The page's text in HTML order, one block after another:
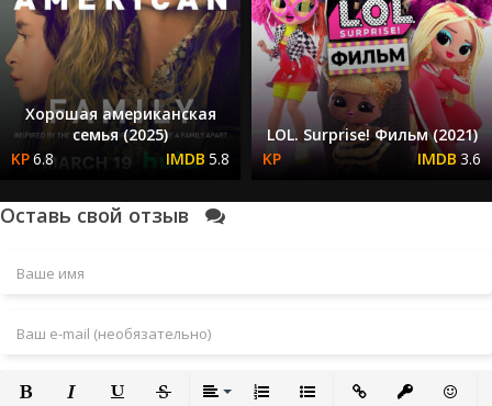
Хорошая американская
семья (2025)
6.8
5.8
LOL. Surprise! Фильм (2021)
3.6
Оставь свой отзыв